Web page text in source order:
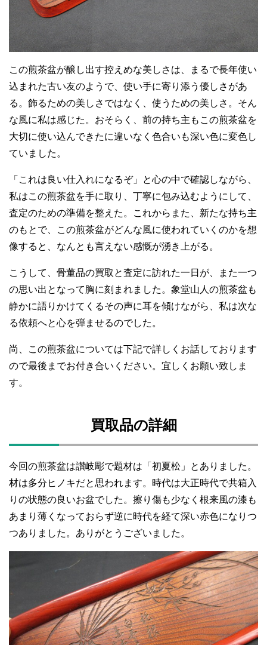
この煎茶盆が醸し出す控えめな美しさは、まるで長年使い
込まれた古い友のようで、使い手に寄り添う優しさがあ
る。飾るための美しさではなく、使うための美しさ。そん
な風に私は感じた。おそらく、前の持ち主もこの煎茶盆を
大切に使い込んできたに違いなく色合いも深い色に変色し
ていました。
「これは良い仕入れになるぞ」と心の中で確認しながら、
私はこの煎茶盆を手に取り、丁寧に包み込むようにして、
査定のための準備を整えた。これからまた、新たな持ち主
のもとで、この煎茶盆がどんな風に使われていくのかを想
像すると、なんとも言えない感慨が湧き上がる。
こうして、骨董品の買取と査定に訪れた一日が、また一つ
の思い出となって胸に刻まれました。象堂山人の煎茶盆も
静かに語りかけてくるその声に耳を傾けながら、私は次な
る依頼へと心を弾ませるのでした。
尚、この煎茶盆については下記で詳しくお話しております
ので最後までお付き合いください。宜しくお願い致しま
す。
買取品の詳細
今回の煎茶盆は讃岐彫で題材は「初夏松」とありました。
材は多分ヒノキだと思われます。時代は大正時代で共箱入
りの状態の良いお盆でした。擦り傷も少なく根来風の漆も
あまり薄くなっておらず逆に時代を経て深い赤色になりつ
つありました。ありがとうございました。